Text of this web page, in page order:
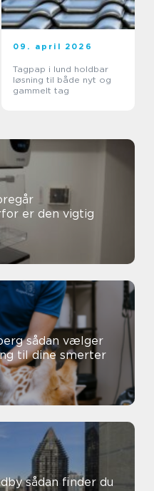
09. april 2026
Tagpap i lund holdbar
løsning til både nyt og
gammelt tag
er den vigtig
til dine smerter
du